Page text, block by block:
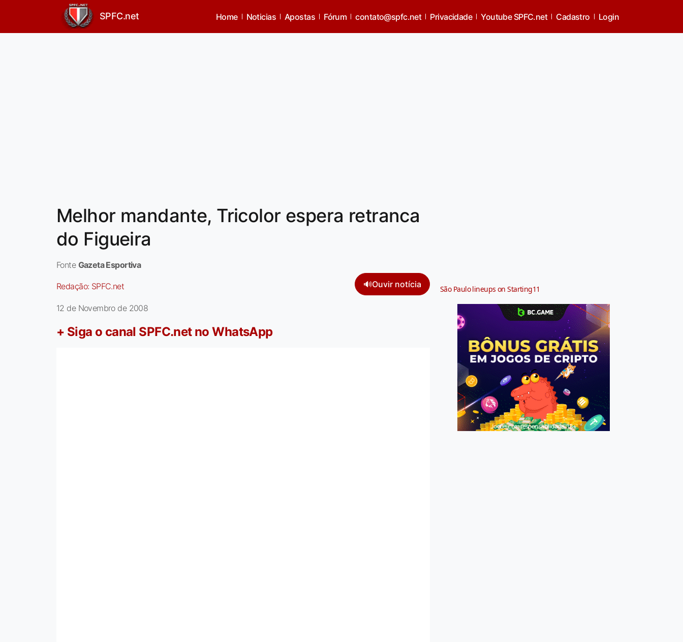
SPFC.net Home Noticias Apostas Fórum contato@spfc.net Privacidade Youtube SPFC.net Cadastro Login
Melhor mandante, Tricolor espera retranca
do Figueira
Fonte Gazeta Esportiva
Redação: SPFC.net 🔊Ouvir notícia
12 de Novembro de 2008
+ Siga o canal SPFC.net no WhatsApp
São Paulo lineups on Starting11
Jogue com responsabilidade. 18+